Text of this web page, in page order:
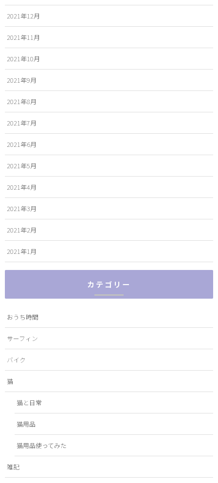
2021年12月
2021年11月
2021年10月
2021年9月
2021年8月
2021年7月
2021年6月
2021年5月
2021年4月
2021年3月
2021年2月
2021年1月
カテゴリー
おうち時間
サーフィン
バイク
猫
猫と日常
猫用品
猫用品使ってみた
雑記